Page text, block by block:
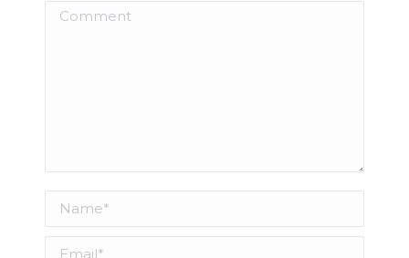
Comment
Name *
Email *